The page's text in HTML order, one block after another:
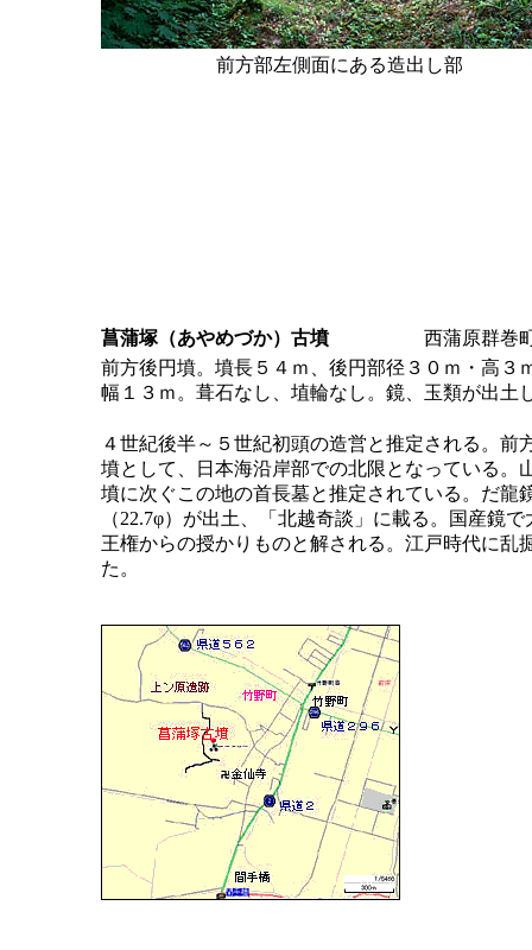
前方部左側面にある造出し部
菖蒲塚（あやめづか）古墳西蒲原
前方後円墳。墳長５４ｍ、後円部径３０ｍ・高
幅１３ｍ。葺石なし、埴輪なし。鏡、玉類が出土
４世紀後半～５世紀初頭の造営と推定される。前
墳として、日本海沿岸部での北限となっている。
墳に次ぐこの地の首長墓と推定されている。だ龍
（22.7φ）が出土、「北越奇談」に載る。国産鏡で
王権からの授かりものと解される。江戸時代に乱
た。